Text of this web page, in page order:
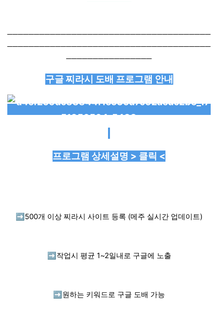
──────────────────────────────────────
──────────────────────────────────────
────────────────
구글 찌라시 도배 프로그램 안내
프로그램 상세설명 > 클릭 <
➡️ 500개 이상 찌라시 사이트 등록 (메주 실시간 업데이트)
➡️ 작업시 평균 1~2일내로 구글에 노출
➡️ 원하는 키워드로 구글 도배 가능